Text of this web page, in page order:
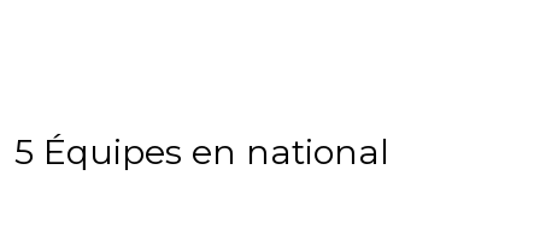
5 Équipes en national